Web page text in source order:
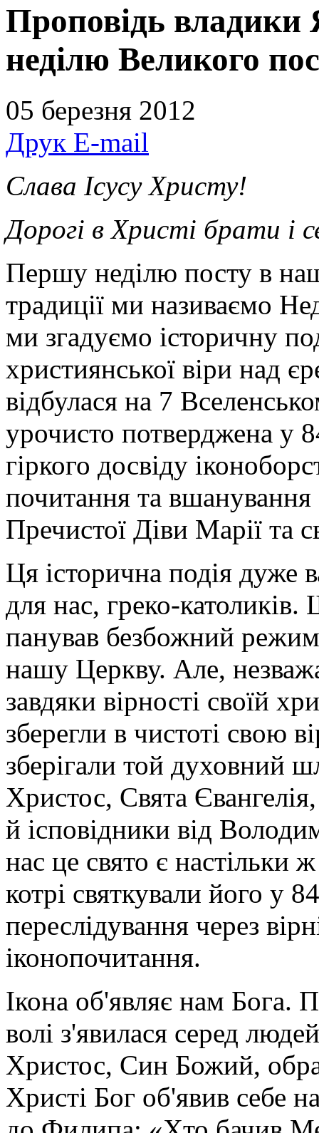
Проповідь
неділю Великого
05 березня 2012
Друк E-mail
Слава Ісусу Христу!
Дорогі в Христі брати і
Першу неділю посту в
традиції ми називаємо
ми згадуємо історичну
християнської віри над
відбулася на 7
урочисто потверджена у
гіркого досвіду
почитання та вшанування
Пречистої Діви Марії та
Ця історична подія дуже
для нас, греко-
панував безбожний
нашу Церкву. Але,
завдяки вірності своїй
зберегли в чистоті свою
зберігали той духовний
Христос, Свята
й ісповідники від
нас це свято є настільки
котрі святкували його у
переслідування через
іконопочитання.
Ікона об'являє нам Бога.
волі з'явилася серед
Христос, Син Божий,
Христі Бог об'явив себе